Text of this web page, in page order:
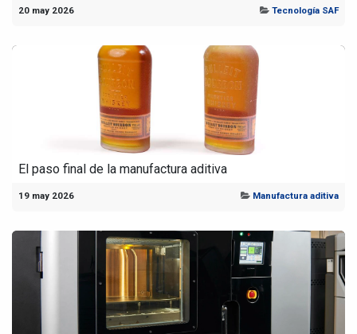
20 may 2026 Tecnología SAF
El paso final de la manufactura aditiva
19 may 2026 Manufactura aditiva